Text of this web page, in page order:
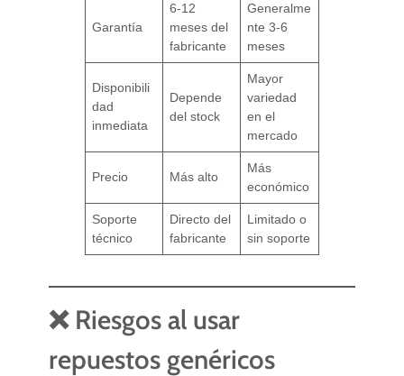
Garantía
6-12
meses del
fabricante
Generalme
nte 3-6
meses
Disponibili
dad
inmediata
Depende
del stock
Mayor
variedad
en el
mercado
Precio Más alto
Más
económico
Soporte
técnico
Directo del
fabricante
Limitado o
sin soporte
❌ Riesgos al usar
repuestos genéricos